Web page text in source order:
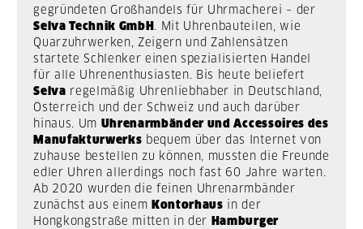
gegründeten Großhandels für Uhrmacherei – der
Selva Technik GmbH . Mit Uhrenbauteilen, wie
Quarzuhrwerken, Zeigern und Zahlensätzen
startete Schlenker einen spezialisierten Handel
für alle Uhrenenthusiasten. Bis heute beliefert
Selva regelmäßig Uhrenliebhaber in Deutschland,
Österreich und der Schweiz und auch darüber
hinaus. Um Uhrenarmbänder und Accessoires des
Manufakturwerks bequem über das Internet von
zuhause bestellen zu können, mussten die Freunde
edler Uhren allerdings noch fast 60 Jahre warten.
Ab 2020 wurden die feinen Uhrenarmbänder
zunächst aus einem Kontorhaus in der
Hongkongstraße mitten in der
Hamburger